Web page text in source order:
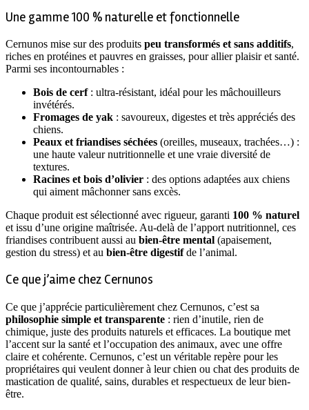
Une gamme 100 % naturelle et fonctionnelle
Cernunos mise sur des produits peu transformés et sans additifs,
riches en protéines et pauvres en graisses, pour allier plaisir et santé.
Parmi ses incontournables :
Bois de cerf: ultra-résistant, idéal pour les mâchouilleurs
invétérés.
Fromages de yak : savoureux, digestes et très appréciés des
chiens.
Peaux et friandises séchées (oreilles, museaux, trachées…) :
une haute valeur nutritionnelle et une vraie diversité de
textures.
Racines et bois d’olivier : des options adaptées aux chiens
qui aiment mâchonner sans excès.
Chaque produit est sélectionné avec rigueur, garanti 100 % naturel
et issu d’une origine maîtrisée. Au-delà de l’apport nutritionnel, ces
friandises contribuent aussi au bien-être mental (apaisement,
gestion du stress) et au bien-être digestifde l’animal.
Ce que j’aime chez Cernunos
Ce que j’apprécie particulièrement chez Cernunos, c’est sa
philosophie simple et transparente : rien d’inutile, rien de
chimique, juste des produits naturels et efficaces. La boutique met
l’accent sur la santé et l’occupation des animaux, avec une offre
claire et cohérente. Cernunos, c’est un véritable repère pour les
propriétaires qui veulent donner à leur chien ou chat des produits de
mastication de qualité, sains, durables et respectueux de leur bien-
être.